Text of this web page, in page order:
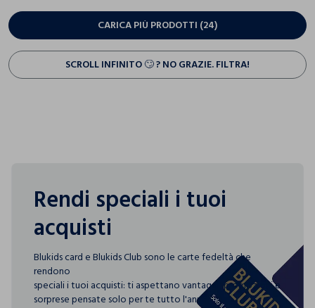
CARICA PIÙ PRODOTTI (24)
SCROLL INFINITO 🙄 ? NO GRAZIE. FILTRA!
Rendi speciali i tuoi
acquisti
Blukids card e Blukids Club sono le carte fedeltà che
rendono
speciali i tuoi acquisti: ti aspettano vantaggi, promozioni e
sorprese pensate solo per te tutto l'anno!